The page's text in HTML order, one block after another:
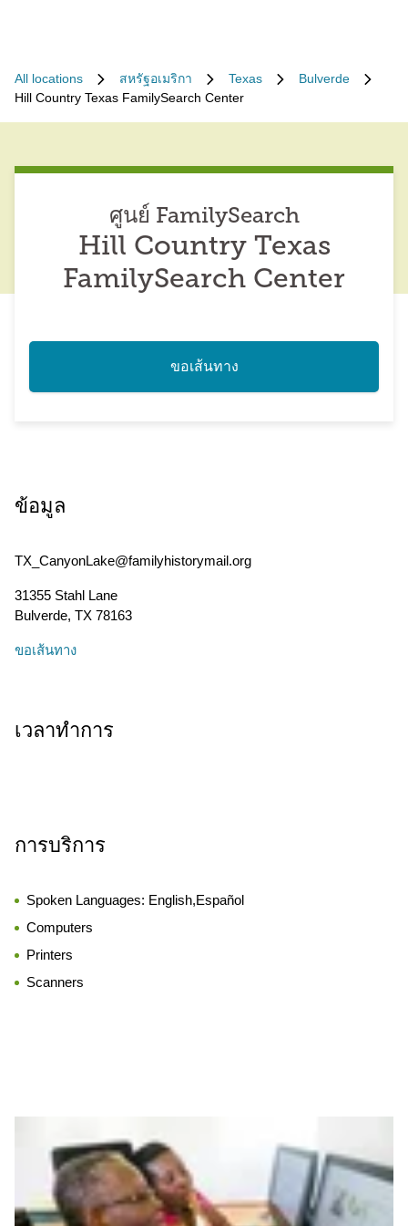
All locations สหรัฐอเมริกา Texas
Bulverde
Hill Country Texas FamilySearch Center
ศูนย์ FamilySearch
Hill Country Texas
FamilySearch Center
ขอเส้นทาง
ข้อมูล
TX_CanyonLake@familyhistorymail.org
31355 Stahl Lane
Bulverde, TX 78163
ขอเส้นทาง
เวลาทำการ
การบริการ
Spoken Languages: English,Español
Computers
Printers
Scanners